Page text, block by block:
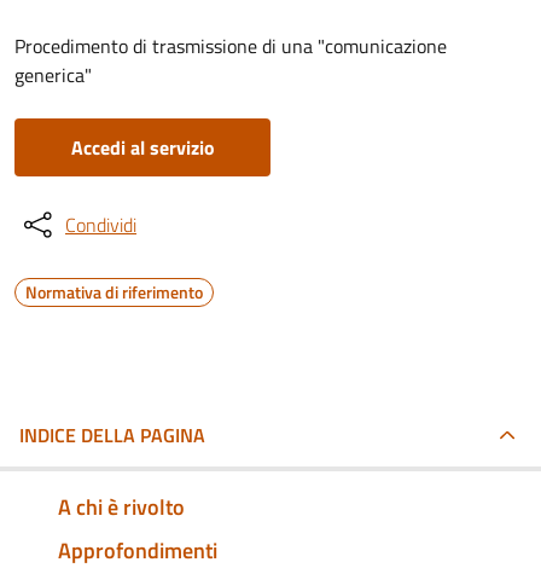
Procedimento di trasmissione di una "comunicazione
generica"
Accedi al servizio
Condividi
Normativa di riferimento
INDICE DELLA PAGINA
A chi è rivolto
Approfondimenti